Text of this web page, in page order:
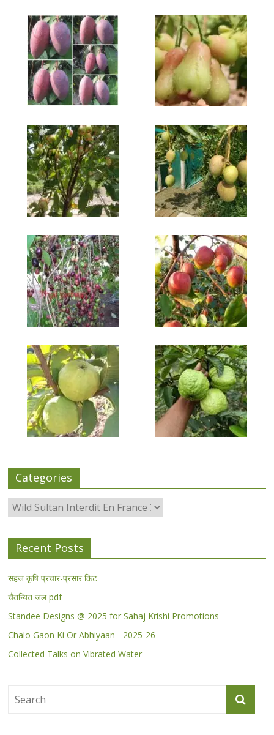
Categories
Categories
Recent Posts
सहज कृषि प्रचार-प्रसार किट
चैतन्यित जल pdf
Standee Designs @ 2025 for Sahaj Krishi Promotions
Chalo Gaon Ki Or Abhiyaan - 2025-26
Collected Talks on Vibrated Water